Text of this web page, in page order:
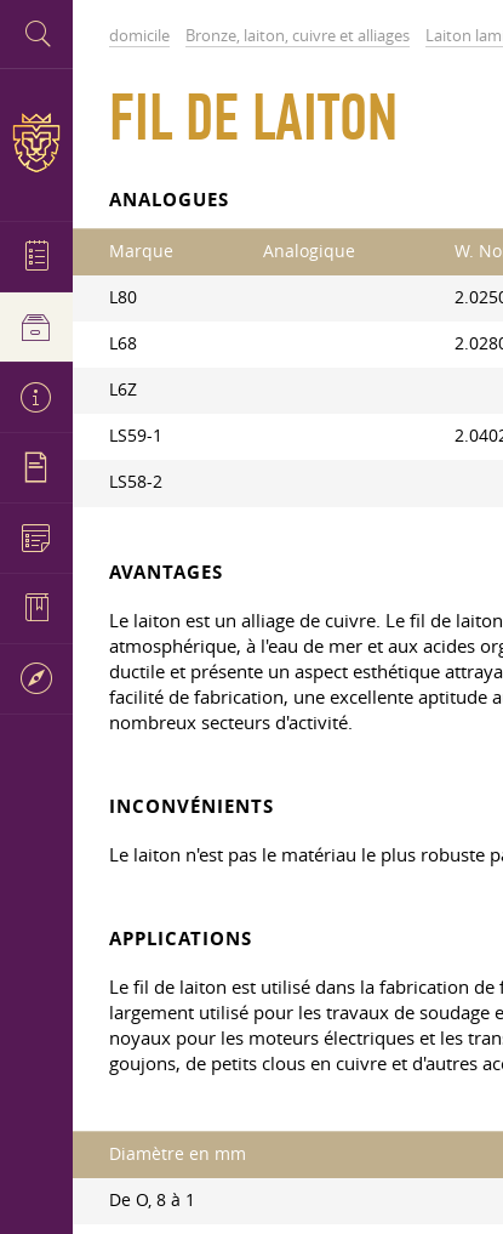
domicile Bronze, laiton, cuivre et alliages Laiton
FIL DE LAITON
ANALOGUES
Marque Analogique W.
L80
L68
L6Z
LS59-1
LS58-2
AVANTAGES
Le laiton est un alliage de cuivre. Le fil de
atmosphérique, à l'eau de mer et aux acides
ductile et présente un aspect esthétique
facilité de fabrication, une excellente aptitude
nombreux secteurs d'activité.
INCONVÉNIENTS
Le laiton n'est pas le matériau le plus robuste
APPLICATIONS
Le fil de laiton est utilisé dans la fabrication
largement utilisé pour les travaux de
noyaux pour les moteurs électriques et les
goujons, de petits clous en cuivre et d'autres
Diamètre en mm
De O, 8 à 1